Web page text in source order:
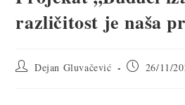
različitost je naša
Dejan Gluvačević 26/11/